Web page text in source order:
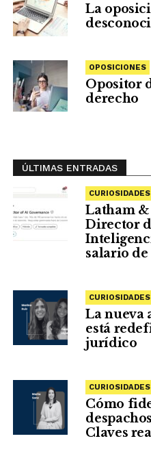
La
OPOSICIONES
Opositor
derecho
ÚLTIMAS ENTRADAS
CURIOSIDADES
Latham &
Director
salario
CURIOSIDADES
La nueva
está
jurídico
CURIOSIDADES
Cómo
Claves